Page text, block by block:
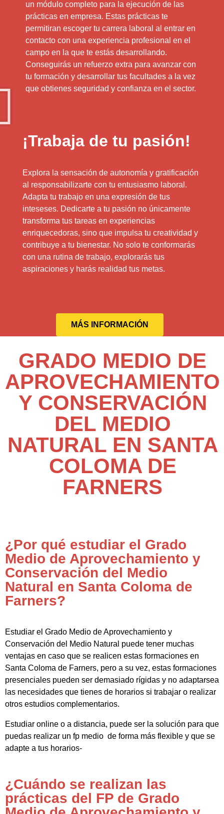
un módulo completo para la ejecución de las
prácticas en empresa. Estas prácticas te
permitiran escoger tu carrera laboral al entrar en
contacto con una experiencia profesional en el
campo en la que te estás desarrollando.
Conseguirás un refuerzo extra para avanzar con
tu formación y desarrollar tus facultades a la vez
que obtienes seguridad y confianza en el sector.
¡Trabaja de tu pasión!
Explora la sensación de autonomía y gratificación
al responsabilizarte con tu entusiasmo laboral.
Adapta tu trabajo en una expresión de tus
inteseses. Dedicarte a tu pasión no únicamente
transforma tus tareas en experiencias
enriquecedoras, sino que impulsa tu creatividad y
contribuye a tu bienestar. No solo te conformarás
con una rutina de trabajo, explorarás tus
aspiraciones y harás realidad tus metas.
MÁS INFORMACIÓN
GRADO MEDIO DE
APROVECHAMIENTO
Y CONSERVACIÓN
DEL MEDIO
NATURAL EN SANTA
COLOMA DE
FARNERS
¿Por qué estudiar el Grado
Medio de Aprovechamiento y
Conservación del Medio
Natural en Santa Coloma de
Farners?
Estudiar el Grado Medio de Aprovechamiento y
Conservación del Medio Natural puede tener muchas
ventajas en caso que se realicen estas formaciones en
Santa Coloma de Farners, pero a su vez, estas formaciones
presenciales pueden ser demasiado rígidas y no adaptarsea
las necesidades que tienes de horarios si trabajar o realizar
otros estudios complementarios.
Estudiar online o a distancia, puede ser la solución para que
puedas realizar un fp medio de forma más flexible y que se
adapte a tus horarios-
¿Cuándo se realizan las
prácticas del FP de Grado